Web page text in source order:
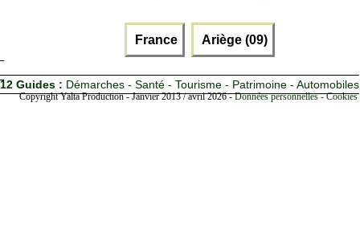
France Ariège (09)
12 Guides : Démarches - Santé - Tourisme - Patrimoine - Automobiles
Copyright Yalta Production - Janvier 2013 / avril 2026 -Données personnelles -